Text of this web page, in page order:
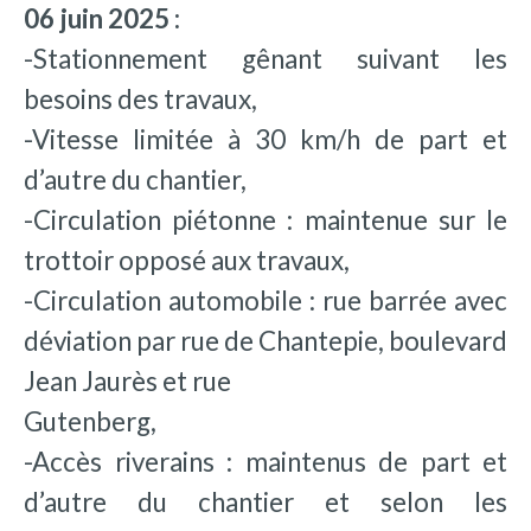
06 juin 2025 :
-Stationnement gênant suivant les
besoins des travaux,
-Vitesse limitée à 30 km/h de part et
d’autre du chantier,
-Circulation piétonne : maintenue sur le
trottoir opposé aux travaux,
-Circulation automobile : rue barrée avec
déviation par rue de Chantepie, boulevard
Jean Jaurès et rue
Gutenberg,
-Accès riverains : maintenus de part et
d’autre du chantier et selon les